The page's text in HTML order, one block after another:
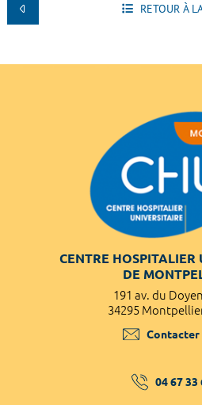
RETOUR À
CENTRE HOSPITALIER
DE
191 av. du
34295
Contacter
04 67 33